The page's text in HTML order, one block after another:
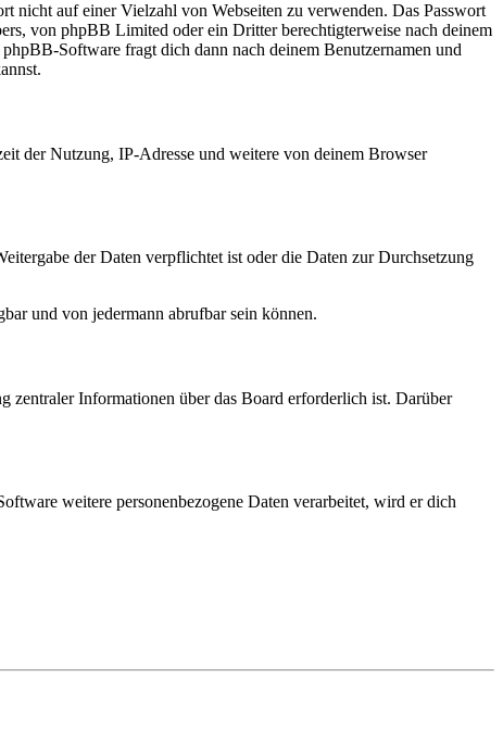
nicht auf einer Vielzahl von Webseiten zu verwenden. Das Passwort
von phpBB Limited oder ein Dritter berechtigterweise nach deinem
Software fragt dich dann nach deinem Benutzernamen und
der Nutzung, IP-Adresse und weitere von deinem Browser
der Daten verpflichtet ist oder die Daten zur Durchsetzung
und von jedermann abrufbar sein können.
zentraler Informationen über das Board erforderlich ist. Darüber
weitere personenbezogene Daten verarbeitet, wird er dich